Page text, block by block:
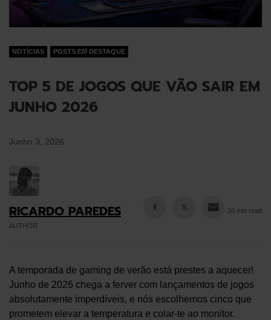
NOTÍCIAS POSTS EM DESTAQUE
TOP 5 DE JOGOS QUE VÃO SAIR EM
JUNHO 2026
Junho 3, 2026
RICARDO PAREDES
AUTHOR
10 min read
A temporada de gaming de verão está prestes a aquecer!
Junho de 2026 chega a ferver com lançamentos de jogos
absolutamente imperdíveis, e nós escolhemos cinco que
prometem elevar a temperatura e colar-te ao monitor.